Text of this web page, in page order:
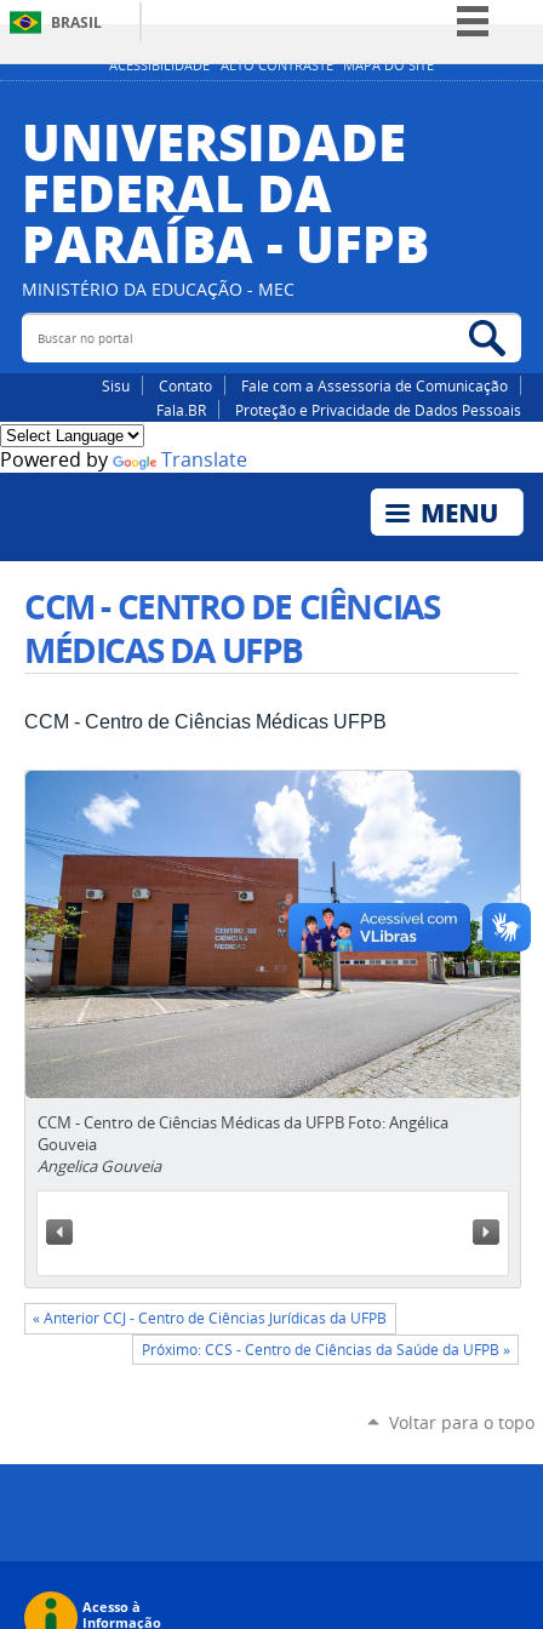
ACESSIBILIDADE ALTO CONTRASTE MAPA DO SITE
BRASIL
Simplifique!
Participe
Acesso à informação
Canais
UNIVERSIDADE
FEDERAL DA
PARAÍBA - UFPB
MINISTÉRIO DA EDUCAÇÃO - MEC
Buscar no portal
Sisu Contato
Fale com a Assessoria de Comunicação
Fala.BR
Proteção e Privacidade de Dados Pessoais
Powered by Translate
CCM - CENTRO DE CIÊNCIAS
MÉDICAS DA UFPB
CCM - Centro de Ciências Médicas UFPB
CCM - Centro de Ciências Médicas da UFPB Foto: Angélica
Gouveia
Angelica Gouveia
« Anterior CCJ - Centro de Ciências Jurídicas da UFPB
Próximo: CCS - Centro de Ciências da Saúde da UFPB »
Voltar para o topo